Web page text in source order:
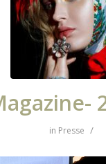
in Presse /